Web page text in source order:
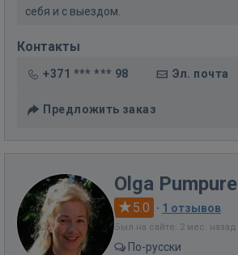
себя и с выездом.
Контакты
+371 *** *** 98 Эл. почта
Предложить заказ
Olga Pumpure
5.0 · 1 отзывов
Был на сайте: 2 мес. назад
По-русски